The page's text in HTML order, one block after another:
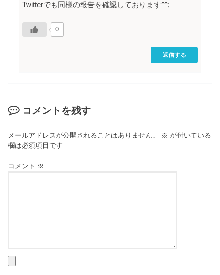
Twitterでも同様の報告を確認しております^^;
0
返信する
コメントを残す
メールアドレスが公開されることはありません。 ※ が付いている
欄は必須項目です
コメント ※